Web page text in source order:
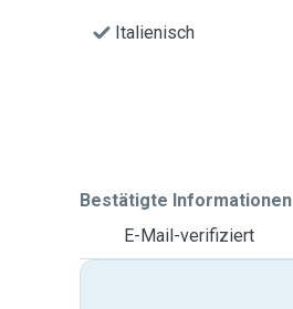
Italienisch
Bestätigte Informationen
E-Mail-verifiziert